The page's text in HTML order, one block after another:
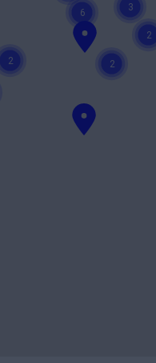
2
2
3
2
6